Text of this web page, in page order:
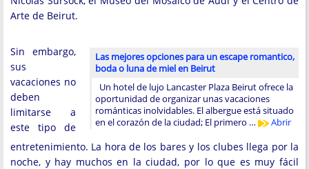
Arte de Beirut.
Las mejores opciones para un escape romantico,
boda o luna de miel en Beirut
Un hotel de lujo Lancaster Plaza Beirut ofrece la
oportunidad de organizar unas vacaciones
románticas inolvidables. El albergue está situado
en el corazón de la ciudad; El primero …
Abrir
Sin embargo,
sus
vacaciones no
deben
limitarse a
este tipo de
entretenimiento. La hora de los bares y los clubes llega por la
noche, y hay muchos en la ciudad, por lo que es muy fácil